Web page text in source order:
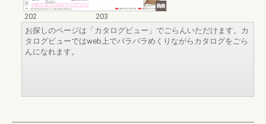
202
203
お探しのページは「カタログビュー」でごらんいただけます。カ
タログビューではweb上でパラパラめくりながらカタログをごら
んになれます。